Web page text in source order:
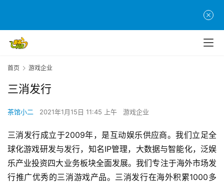
首
页
茶
创
游
戏
业
界
首页 游戏企业
三消发行
茶馆小二 2021年1月15日 11:45 上午 游戏企业
三消发行成立于2009年，是互动娱乐供应商。我们立足全
球化游戏研发与发行，知名IP管理，大数据与智能化，泛娱
乐产业投资四大业务板块全面发展。我们专注于海外市场发
行推广优秀的三消游戏产品。 三消发行在海外积累1000多